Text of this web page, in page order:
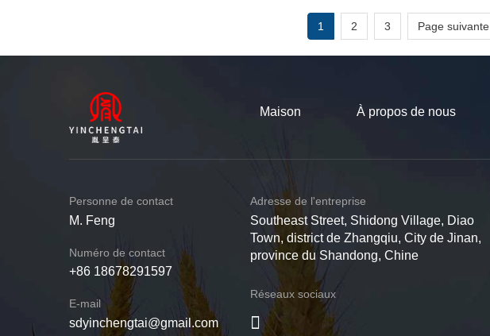
1 2 3 Page suivante
Maison À propos de nous
Personne de contact
M. Feng
Numéro de contact
+86 18678291597
E-mail
sdyinchengtai@gmail.com
Adresse de l'entreprise
Southeast Street, Shidong Village, Diao
Town, district de Zhangqiu, City de Jinan,
province du Shandong, Chine
Réseaux sociaux